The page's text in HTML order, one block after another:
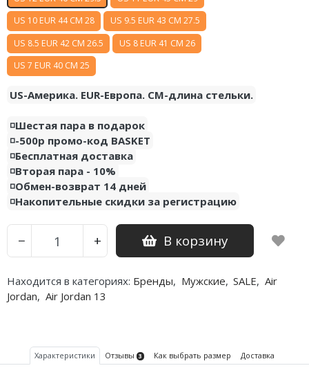
US 10 EUR 44 CM 28
US 9.5 EUR 43 CM 27.5
US 8.5 EUR 42 CM 26.5
US 8 EUR 41 CM 26
US 7 EUR 40 CM 25
US-Америка. EUR-Европа. CM-длина стельки.
◽️Шестая пара в подарок
◽️-500р промо-код BASKET
◽️Бесплатная доставка
◽️Вторая пара - 10%
◽️Обмен-возврат 14 дней
◽️Накопительные скидки за регистрацию
− + В корзину
Находится в категориях: Бренды, Мужские, SALE, Air
Jordan, Air Jordan 13
Характеристики Отзывы 3 Как выбрать размер Доставка
Nike Book
Nike LeBron
Nike Kyrie
Nike Freak
Nike KD
Nike PG
Nike Kobe
Nike Foamposite